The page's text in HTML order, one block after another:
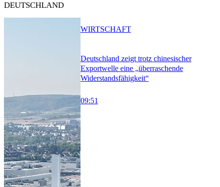
DEUTSCHLAND
Deutschland zeigt trotz chinesischer
Exportwelle eine „überraschende
Widerstandsfähigkeit“
09:51
WIRTSCHAFT